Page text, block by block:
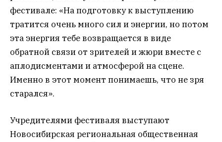
фестивале: «На подготовку к выступлению
тратится очень много сил и энергии, но потом
эта энергия тебе возвращается в виде
обратной связи от зрителей и жюри вместе с
аплодисментами и атмосферой на сцене.
Именно в этот момент понимаешь, что не зря
старался».
Учредителями фестиваля выступают
Новосибирская региональная общественная